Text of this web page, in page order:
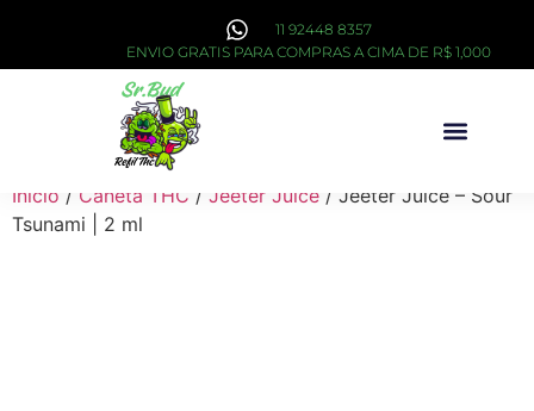
11 92448 8357
ENVIO GRATIS PARA COMPRAS A CIMA DE R$ 1,000
Início / Caneta THC / Jeeter Juice / Jeeter Juice – Sour
Tsunami | 2 ml